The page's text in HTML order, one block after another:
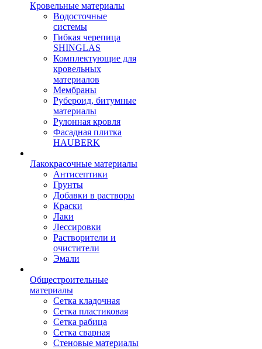
Кровельные материалы
Водосточные
системы
Гибкая черепица
SHINGLAS
Комплектующие для
кровельных
материалов
Мембраны
Рубероид, битумные
материалы
Рулонная кровля
Фасадная плитка
HAUBERK
Лакокрасочные материалы
Антисептики
Грунты
Добавки в растворы
Краски
Лаки
Лессировки
Растворители и
очистители
Эмали
Общестроительные
материалы
Сетка кладочная
Сетка пластиковая
Сетка рабица
Сетка сварная
Стеновые материалы